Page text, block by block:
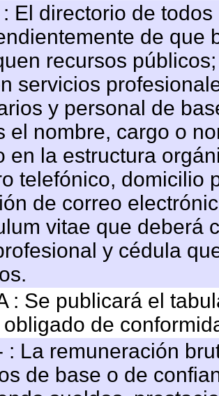
El directorio de
de que
recursos
servicios
y personal de
el nombre, cargo o
en la estructura
telefónico, domicilio
de correo
vitae que deberá
y cédula
: Se publicará el
de
: La remuneración
de base o de